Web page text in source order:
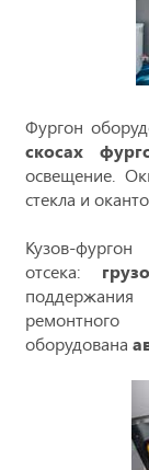
Фургон
скосах
освещение.
стекла и
Кузов-
отсека:
оборудована